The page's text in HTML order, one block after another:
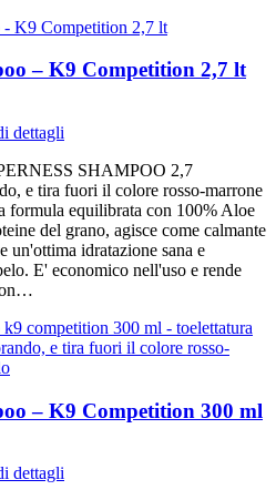
– K9 Competition 2,7 lt
dettagli
SHAMPOO 2,7
e tira fuori il colore rosso-marrone
formula equilibrata con 100% Aloe
del grano, agisce come calmante
un'ottima idratazione sana e
E' economico nell'uso e rende
– K9 Competition 300 ml
dettagli